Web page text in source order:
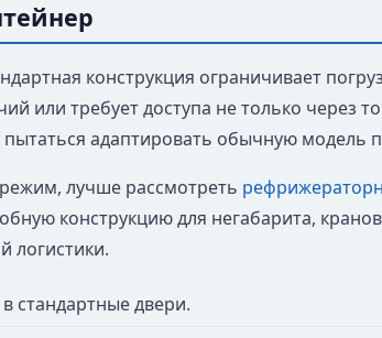
конструкция ограничивает
или требует доступа не только через
адаптировать обычную модель
лучше рассмотреть
конструкцию для негабарита,
логистики.
стандартные двери.